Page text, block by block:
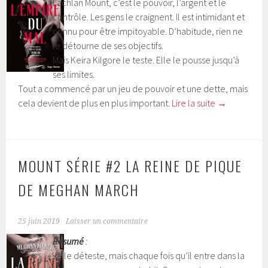
Lachlan Mount, c’est le pouvoir, l’argent et le
contrôle. Les gens le craignent. Il est intimidant et
connu pour être impitoyable. D’habitude, rien ne
le détourne de ses objectifs.
Mais Keira Kilgore le teste. Elle le pousse jusqu’à
ses limites.
Tout a commencé par un jeu de pouvoir et une dette, mais
cela devient de plus en plus important. Lire la suite →
MOUNT SÉRIE #2 LA REINE DE PIQUE
DE MEGHAN MARCH
25 juin 2019 Laisser un commentaire
Résumé:
Je le déteste, mais chaque fois qu’il entre dans la